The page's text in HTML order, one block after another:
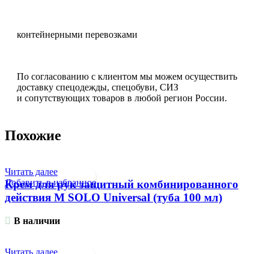
контейнерными перевозками
По согласованию с клиентом мы можем осуществить
доставку спецодежды, спецобуви, СИЗ
и сопутствующих товаров в любой регион России.
Похожие
Читать далее
Добавить в избранное
Крем для рук защитный комбинированного
действия М SOLO Universal (туба 100 мл)
В наличии